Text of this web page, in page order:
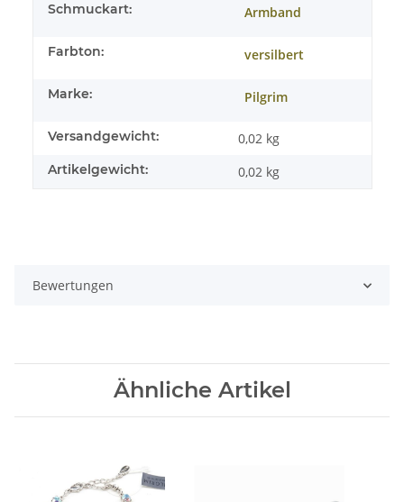
Schmuckart: Armband
Farbton: versilbert
Marke: Pilgrim
Versandgewicht: 0,02 kg
Artikelgewicht: 0,02 kg
Bewertungen
Ähnliche Artikel